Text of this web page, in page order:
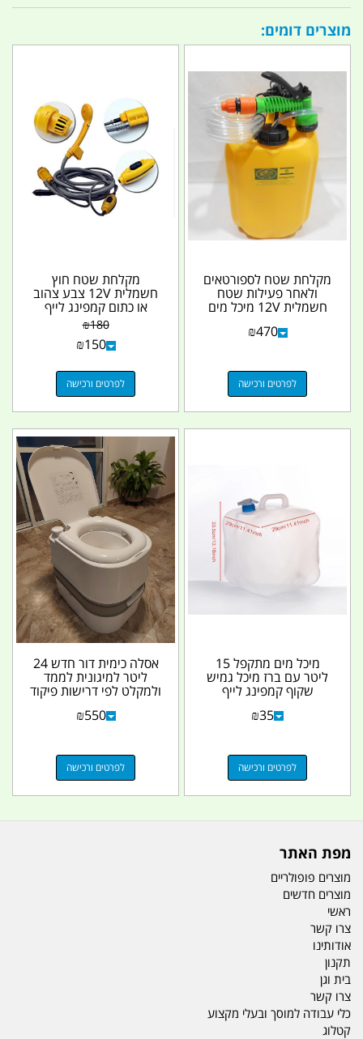
מוצרים דומים:
מקלחת שטח לספורטאים
ולאחר פעילות שטח
חשמלית 12V מיכל מים
עם...₪470
לפרטים ורכישה
מקלחת שטח חוץ
חשמלית 12V צבע צהוב
או כתום קמפינג לייף
₪180
₪150
לפרטים ורכישה
מיכל מים מתקפל 15
ליטר עם ברז מיכל גמיש
שקוף קמפינג לייף
₪35
לפרטים ורכישה
אסלה כימית דור חדש 24
ליטר למיגונית לממד
ולמקלט לפי דרישות פיקוד
העורף ללא צורך...
₪550
לפרטים ורכישה
מפת האתר
מוצרים פופולריים
מוצרים חדשים
ראשי
צרו קשר
אודותינו
תקנון
בית וגן
צרו קשר
כלי עבודה למוסך ובעלי מקצוע
קטלוג